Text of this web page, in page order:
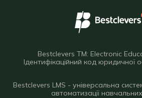
Bestclevers TM: Electronic
Ідентифікаційний код
Bestclevers LMS - універсальна
автоматизації